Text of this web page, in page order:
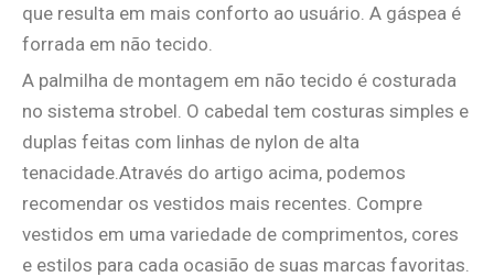
que resulta em mais conforto ao usuário. A gáspea é
forrada em não tecido.
A palmilha de montagem em não tecido é costurada
no sistema strobel. O cabedal tem costuras simples e
duplas feitas com linhas de nylon de alta
tenacidade.Através do artigo acima, podemos
recomendar os vestidos mais recentes. Compre
vestidos em uma variedade de comprimentos, cores
e estilos para cada ocasião de suas marcas favoritas.